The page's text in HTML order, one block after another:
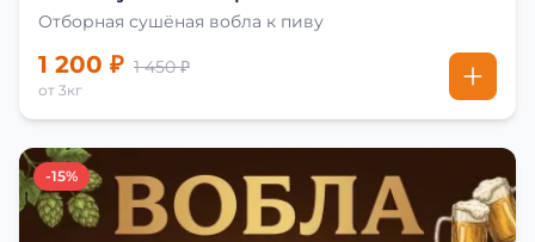
Отборная сушёная вобла к пиву
1 200 ₽ 1 450 ₽
от 3кг
-15%